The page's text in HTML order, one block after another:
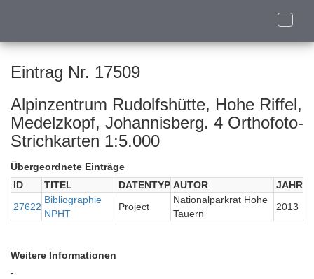
Toggle
Eintrag Nr. 17509
Alpinzentrum Rudolfshütte, Hohe Riffel,
Medelzkopf, Johannisberg. 4 Orthofoto-
Strichkarten 1:5.000
Übergeordnete Einträge
ID
TITEL DATENTYP AUTOR
JAHR
27622
Bibliographie
NPHT
Project
Nationalparkrat Hohe
Tauern
2013
Weitere Informationen
-